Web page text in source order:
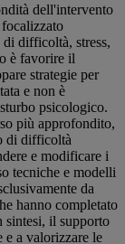
dell'intervento
difficoltà, stress,
è favorire il
strategie per
e non è
psicologico.
più approfondito,
di difficoltà
e modificare i
tecniche e modelli
da
hanno completato
sintesi, il supporto
e a valorizzare le